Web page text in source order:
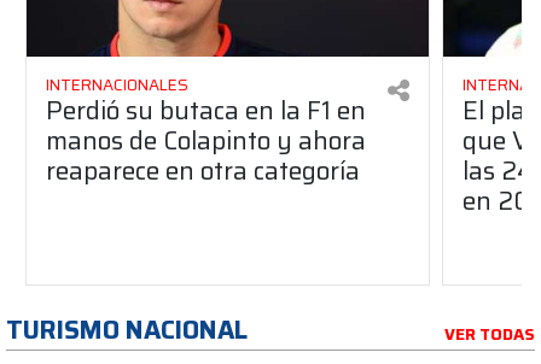
INTERNACIONALES
Perdió su butaca en la F1 en
manos de Colapinto y ahora
reaparece en otra categoría
El
que
las
en
TURISMO NACIONAL VER TODAS